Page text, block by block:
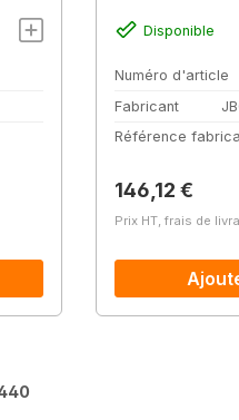
Disponible
Numéro d'article
Fabricant
Référence
Prix régulier :
146,12 €
Prix HT, frais de